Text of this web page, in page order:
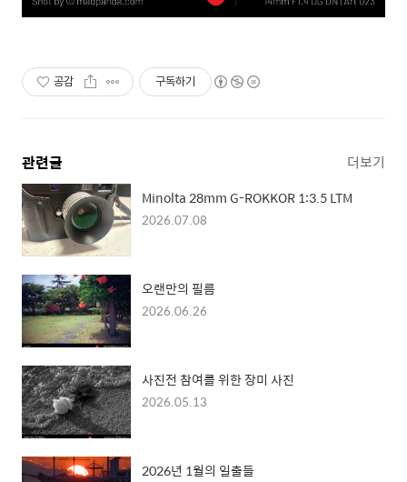
공감 구독하기
관련글 더보기
Minolta 28mm G-ROKKOR 1:3.5 LTM
2026.07.08
오랜만의 필름
2026.06.26
사진전 참여를 위한 장미 사진
2026.05.13
2026년 1월의 일출들